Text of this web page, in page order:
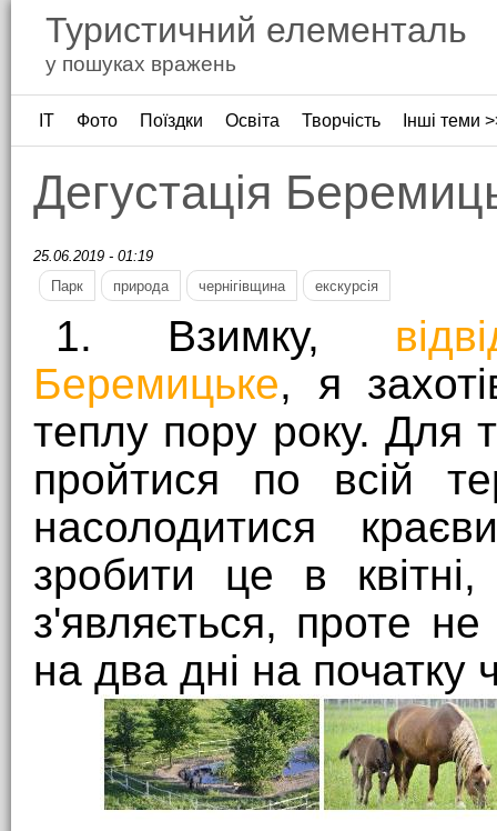
Туристичний елементаль
у пошуках вражень
ІТ Фото Поїздки Освіта Творчість Інші теми
Дегустація
25.06.2019 - 01:19
Парк
природа чернігівщина екскурсія
1. Взимку,
Беремицьке, я
теплу пору року. Для
пройтися по всій
насолодитися
зробити це в квітні,
з'являється, проте
на два дні на початку